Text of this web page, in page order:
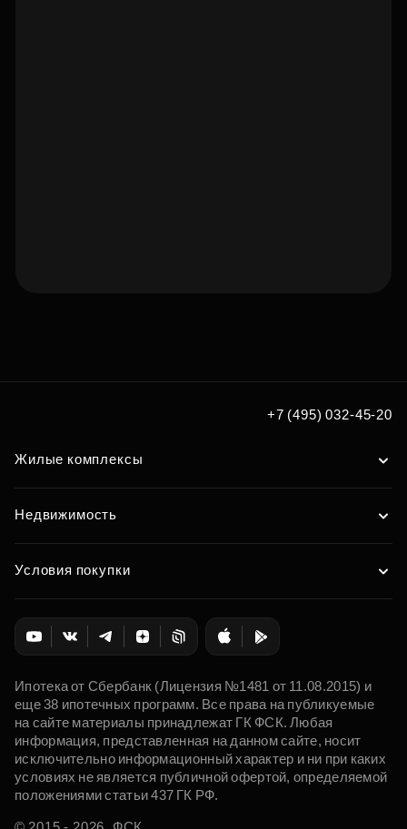
+7 (495) 032-45-20
Жилые комплексы
Недвижимость
Условия покупки
Ипотека от Сбербанк (Лицензия №1481 от 11.08.2015) и
еще 38 ипотечных программ. Все права на публикуемые
на сайте материалы принадлежат ГК ФСК. Любая
информация, представленная на данном сайте, носит
исключительно информационный характер и ни при каких
условиях не является публичной офертой, определяемой
положениями статьи 437 ГК РФ.